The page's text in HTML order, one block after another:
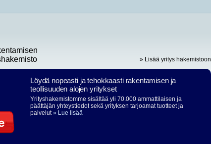
» Lisää yritys hakemistoon
Löydä nopeasti ja tehokkaasti rakentamisen ja
teollisuuden alojen yritykset
Yrityshakemistomme sisältää yli 70.000 ammattilaisen ja
päättäjän yhteystiedot sekä yrityksen tarjoamat tuotteet ja
palvelut» Lue lisää